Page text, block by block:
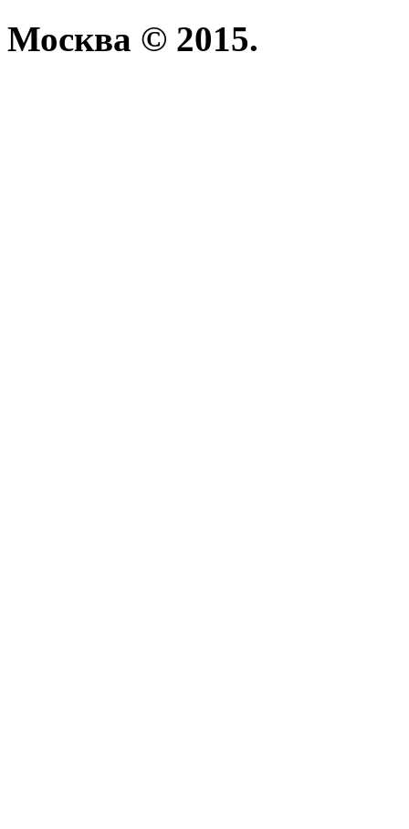
Москва © 2015.